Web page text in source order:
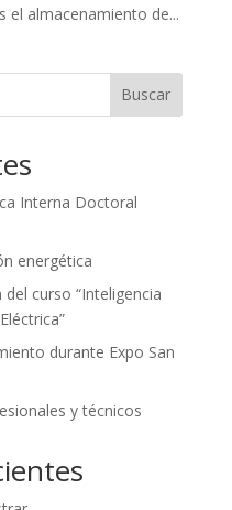
el almacenamiento de...
Buscar
Interna Doctoral
energética
del curso “Inteligencia
durante Expo San
y técnicos